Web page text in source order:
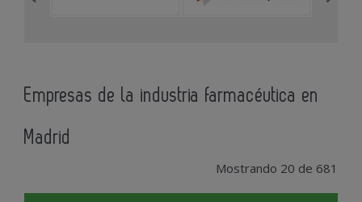
Empresas de la industria farmacéutica en
Madrid
Mostrando 20 de 681